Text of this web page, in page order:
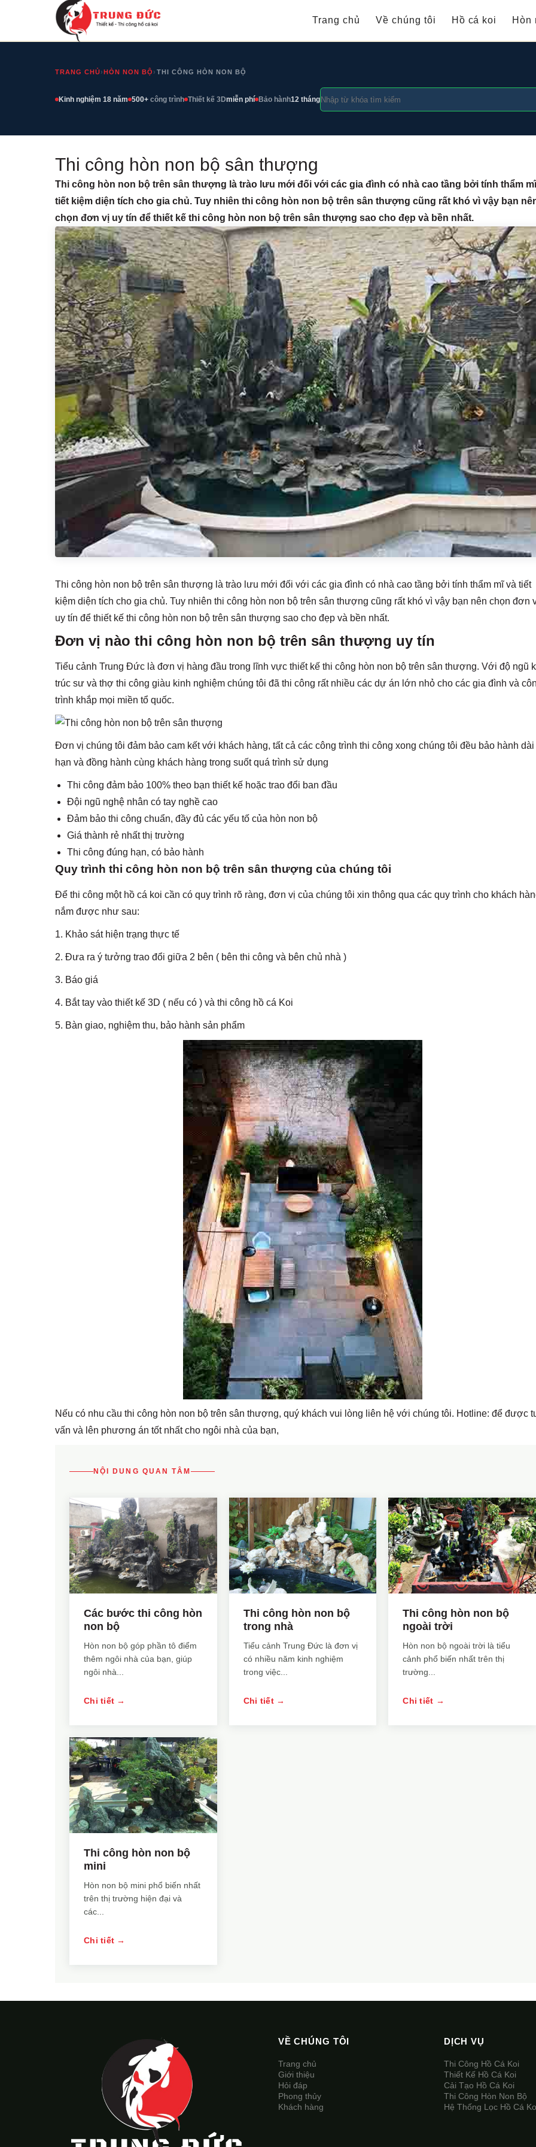
Trang chủ Về chúng tôi Hồ cá koi Hòn
TRANG CHỦ›HÒN NON BỘ › THI CÔNG HÒN NON BỘ
Kinh nghiệm 18 năm 500+ công trình Thiết kế 3Dmiễn phí Bảo hành12 tháng
Thi công hòn non bộ sân thượng
Thi công hòn non bộ trên sân thượng là trào lưu mới đối với các gia đình có nhà cao tầng bởi tính thẩm
tiết kiệm diện tích cho gia chủ. Tuy nhiên thi công hòn non bộ trên sân thượng cũng rất khó vì vậy bạn
chọn đơn vị uy tín để thiết kế thi công hòn non bộ trên sân thượng sao cho đẹp và bền nhất.
Thi công hòn non bộ trên sân thượng là trào lưu mới đối với các gia đình có nhà cao tầng bởi tính thẩm mĩ và tiết
kiệm diện tích cho gia chủ. Tuy nhiên thi công hòn non bộ trên sân thượng cũng rất khó vì vậy bạn nên chọn đơn
uy tín để thiết kế thi công hòn non bộ trên sân thượng sao cho đẹp và bền nhất.
Đơn vị nào thi công hòn non bộ trên sân thượng uy tín
Tiểu cảnh Trung Đức là đơn vị hàng đầu trong lĩnh vực thiết kế thi công hòn non bộ trên sân thượng. Với độ ngũ
trúc sư và thợ thi công giàu kinh nghiệm chúng tôi đã thi công rất nhiều các dự án lớn nhỏ cho các gia đình và
trình khắp mọi miền tổ quốc.
Đơn vị chúng tôi đảm bảo cam kết với khách hàng, tất cả các công trình thi công xong chúng tôi đều bảo hành dài
hạn và đồng hành cùng khách hàng trong suốt quá trình sử dụng
Thi công đảm bảo 100% theo bạn thiết kế hoặc trao đổi ban đầu
Đội ngũ nghệ nhân có tay nghề cao
Đảm bảo thi công chuẩn, đầy đủ các yếu tố của hòn non bộ
Giá thành rẻ nhất thị trường
Thi công đúng hạn, có bảo hành
Quy trình thi công hòn non bộ trên sân thượng của chúng tôi
Để thi công một hồ cá koi cần có quy trình rõ ràng, đơn vị của chúng tôi xin thông qua các quy trình cho khách
nắm được như sau:
1. Khảo sát hiện trạng thực tế
2. Đưa ra ý tưởng trao đổi giữa 2 bên ( bên thi công và bên chủ nhà )
3. Báo giá
4. Bắt tay vào thiết kế 3D ( nếu có ) và thi công hồ cá Koi
5. Bàn giao, nghiệm thu, bảo hành sản phẩm
Nếu có nhu cầu thi công hòn non bộ trên sân thượng, quý khách vui lòng liên hệ với chúng tôi. Hotline: để được
vấn và lên phương án tốt nhất cho ngôi nhà của bạn,
NỘI DUNG QUAN TÂM
Các bước thi công hòn
non bộ
Hòn non bộ góp phần tô điểm
thêm ngôi nhà của bạn, giúp
ngôi nhà...
Chi tiết →
Thi công hòn non bộ
trong nhà
Tiểu cảnh Trung Đức là đơn vị
có nhiều năm kinh nghiệm
trong việc...
Chi tiết →
Thi công hòn non bộ
ngoài trời
Hòn non bộ ngoài trời là tiểu
cảnh phổ biến nhất trên thị
trường...
Chi tiết →
Thi công hòn non bộ
mini
Hòn non bộ mini phổ biến nhất
trên thị trường hiện đại và
các...
Chi tiết →
VỀ CHÚNG TÔI
Trang chủ
Giới thiệu
Hỏi đáp
Phong thủy
Khách hàng
DỊCH VỤ
Thi Công Hồ Cá Koi
Thiết Kế Hồ Cá Koi
Cải Tạo Hồ Cá Koi
Thi Công Hòn Non Bộ
Hệ Thống Lọc Hồ Cá